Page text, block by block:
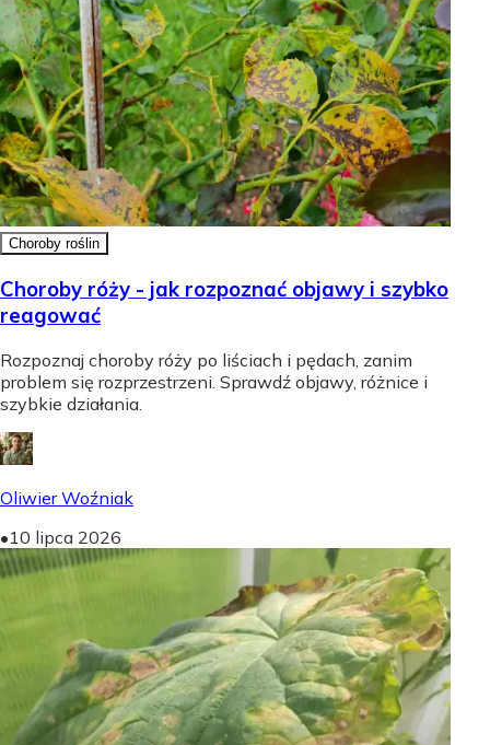
Choroby roślin
Choroby róży - jak rozpoznać objawy i szybko
reagować
Rozpoznaj choroby róży po liściach i pędach, zanim
problem się rozprzestrzeni. Sprawdź objawy, różnice i
szybkie działania.
Oliwier Woźniak
•10 lipca 2026